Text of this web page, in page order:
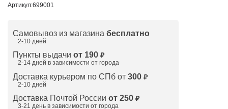
Артикул:699001
Самовывоз из магазина бесплатно
2-10 дней
Пункты выдачи от 190 ₽
2-14 дней в зависимости от города
Доставка курьером по СПб от 300 ₽
2-10 дней
Доставка Почтой России от 250 ₽
3-21 день в зависимости от города